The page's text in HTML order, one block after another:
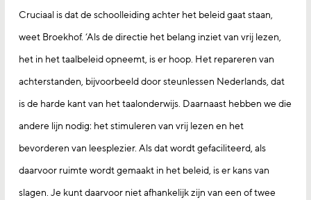
Cruciaal is dat de schoolleiding achter het beleid gaat staan,
weet Broekhof. ‘Als de directie het belang inziet van vrij lezen,
het in het taalbeleid opneemt, is er hoop. Het repareren van
achterstanden, bijvoorbeeld door steunlessen Nederlands, dat
is de harde kant van het taalonderwijs. Daarnaast hebben we die
andere lijn nodig: het stimuleren van vrij lezen en het
bevorderen van leesplezier. Als dat wordt gefaciliteerd, als
daarvoor ruimte wordt gemaakt in het beleid, is er kans van
slagen. Je kunt daarvoor niet afhankelijk zijn van een of twee